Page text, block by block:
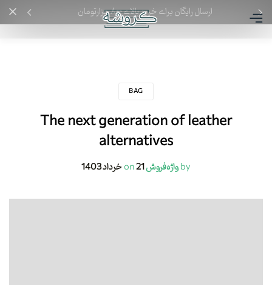
ارسال رایگان برای خرید بالای ۸۰۰ هزارتومان
BAG
The next generation of leather
alternatives
byواژه‌فروش on21 خرداد 1403